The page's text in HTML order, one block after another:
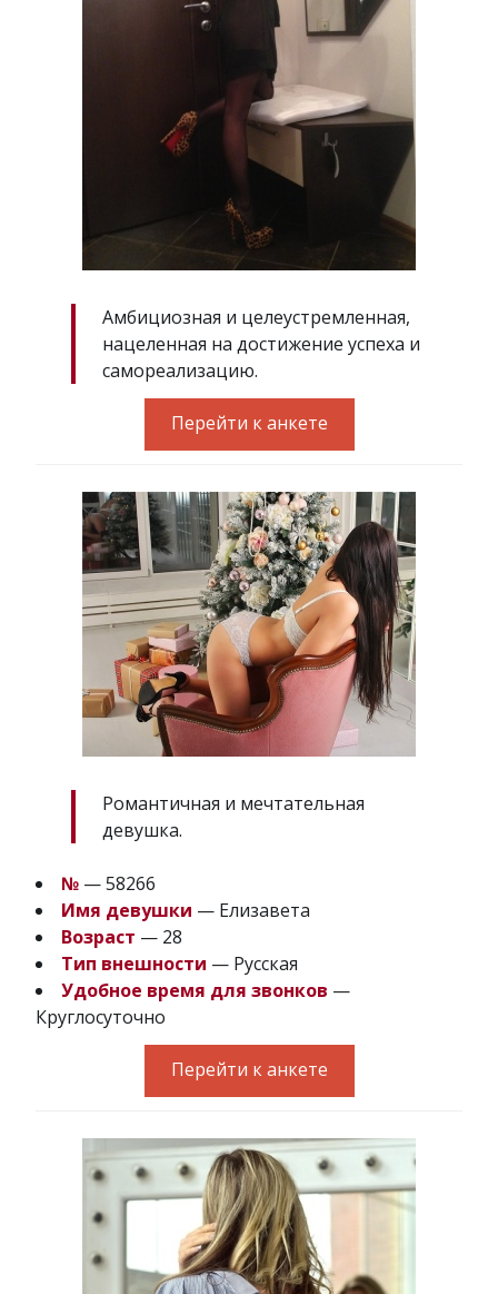
Амбициозная и целеустремленная,
нацеленная на достижение успеха и
самореализацию.
Перейти к анкете
Романтичная и мечтательная
девушка.
№ — 58266
Имя девушки — Елизавета
Возраст — 28
Тип внешности — Русская
Удобное время для звонков —
Круглосуточно
Перейти к анкете